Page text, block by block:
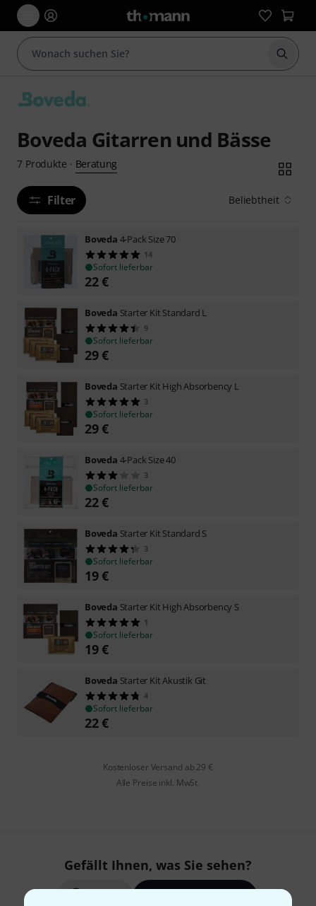
Suche
Boveda Gitarren und Bässe
7 Produkte · Beratung
Filter Beliebtheit
Boveda 4-Pack Size 70
14
Sofort lieferbar
22€
Boveda Starter Kit Standard L
9
Sofort lieferbar
29€
Boveda Starter Kit High Absorbency L
3
Sofort lieferbar
29€
Boveda 4-Pack Size 40
3
Sofort lieferbar
22€
Boveda Starter Kit Standard S
3
Sofort lieferbar
19€
Boveda Starter Kit High Absorbency S
1
Sofort lieferbar
19€
Boveda Starter Kit Akustik Git
4
Sofort lieferbar
22€
Kostenloser Versand ab 29 €
Alle Preise inkl. MwSt.
Gefällt Ihnen, was Sie sehen?
Teilen